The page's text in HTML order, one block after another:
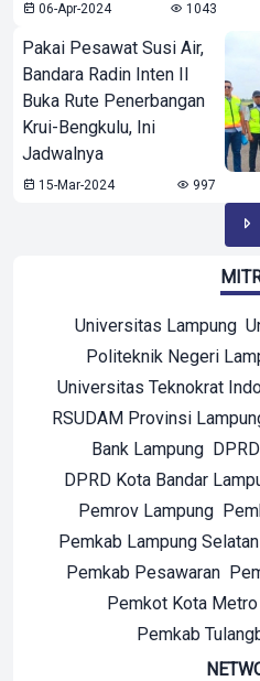
06-Apr-2024 1043
Pakai Pesawat Susi Air,
Bandara Radin Inten II
Buka Rute Penerbangan
Krui-Bengkulu, Ini
Jadwalnya
15-Mar-2024 997
Universitas Lampung
Politeknik Negeri
Universitas Teknokrat
RSUDAM Provinsi
Bank Lampung
DPRD Kota Bandar
Pemrov Lampung
Pemkab Lampung Selatan
Pemkab Pesawaran
Pemkot Kota Metro
Pemkab